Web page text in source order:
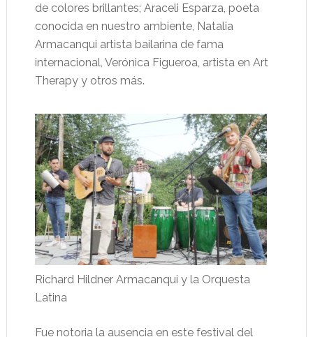
de colores brillantes; Araceli Esparza, poeta
conocida en nuestro ambiente, Natalia
Armacanqui artista bailarina de fama
internacional, Verónica Figueroa, artista en Art
Therapy y otros más.
Richard Hildner Armacanqui y la Orquesta
Latina
Fue notoria la ausencia en este festival del